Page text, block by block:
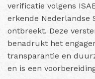
verificatie volgens
erkende Nederlandse
ontbreekt. Deze
benadrukt het
transparantie en
en is een